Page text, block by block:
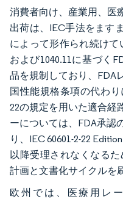
消費者向け、産業用、医
出荷は、IEC手法をます
によって形作られ続けて
および1040.11に基づく
品を規制しており、FDA
国性能規格条項の代わり
22の規定を用いた適合経
ーについては、FDA承認
り、IEC 60601-2-22
以降受理されなくなる
計画と文書化サイクルを
欧州では、医療用レ